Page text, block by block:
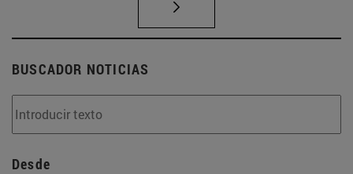
BUSCADOR NOTICIAS
Desde